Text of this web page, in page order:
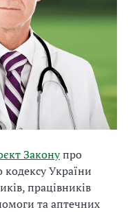
Законупро
України
працівників
та аптечних